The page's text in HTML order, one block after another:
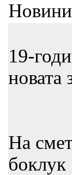
19-
новата
На
боклук